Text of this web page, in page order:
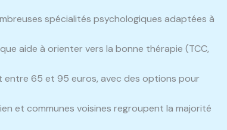
spécialités psychologiques adaptées à
aide à orienter vers la bonne thérapie (TCC,
entre 65 et 95 euros, avec des options pour
et communes voisines regroupent la majorité